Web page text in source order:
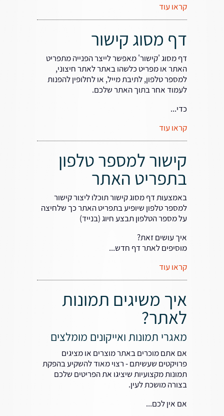
קראו עוד
דף מסוג קישור
דף מסוג 'קישור' מאפשר לייצר הפנייה מתפריט
האתר או מפריט כלשהו באתר לאתר חיצוני,
למספר טלפון, לתיבת מייל, או לחלופין להפנות
לעמוד אחר בתוך האתר שלכם.
כדי...
קראו עוד
קישור למספר טלפון
בתפריט האתר
באמצעות דף מסוג קישור תוכלו ליצור קישור
למספר טלפון שיופיע בתפריט האתר כך שלחיצה
על מספר הטלפון תבצע חיוג (בנייד)
איך עושים זאת?
מוסיפים לאתר דף חדש...
קראו עוד
איך משיגים תמונות
לאתר?
מאגרי תמונות ואייקונים מומלצים
אם אתם מוכרים באתר מוצרים או מציגים
פרויקטים שעשיתם - רצוי מאוד להשקיע בהפקת
תמונות מקצועיות שיציגו את הפריטים שלכם
בצורה מושכת לעין.
אם אין לכם...